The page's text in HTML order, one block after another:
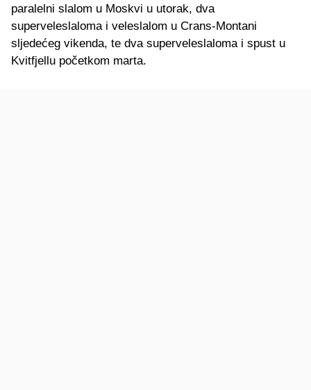
paralelni slalom u Moskvi u utorak, dva
superveleslaloma i veleslalom u Crans-Montani
sljedećeg vikenda, te dva superveleslaloma i spust u
Kvitfjellu početkom marta.